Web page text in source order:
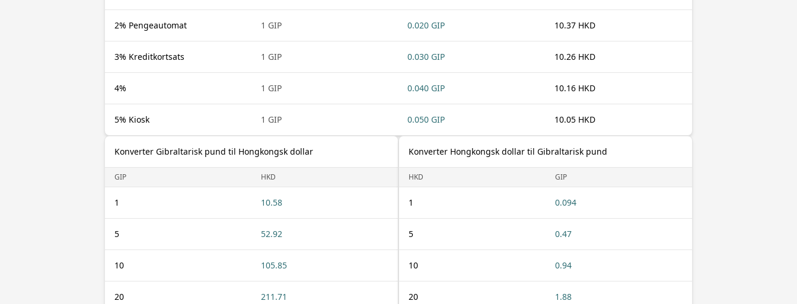
2% Pengeautomat 1 GIP 0.020 GIP 10.37 HKD
3% Kreditkortsats 1 GIP 0.030 GIP 10.26 HKD
4% 1 GIP 0.040 GIP 10.16 HKD
5% Kiosk 1 GIP 0.050 GIP 10.05 HKD
Konverter Gibraltarisk pund til Hongkongsk dollar
GIP HKD
1 10.58
5 52.92
10 105.85
20 211.71
Konverter Hongkongsk dollar til Gibraltarisk pund
HKD GIP
1 0.094
5 0.47
10 0.94
20 1.88